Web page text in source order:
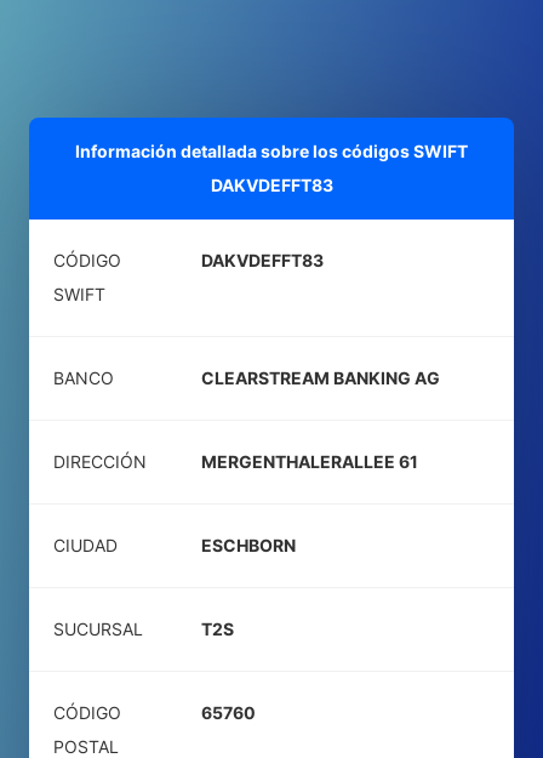
Información detallada sobre los códigos SWIFT
DAKVDEFFT83
CÓDIGO
SWIFT
DAKVDEFFT83
BANCO CLEARSTREAM BANKING AG
DIRECCIÓN MERGENTHALERALLEE 61
CIUDAD ESCHBORN
SUCURSAL T2S
CÓDIGO
POSTAL
65760